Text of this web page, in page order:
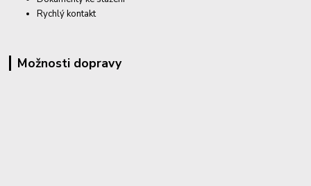
Rychlý kontakt
Možnosti dopravy